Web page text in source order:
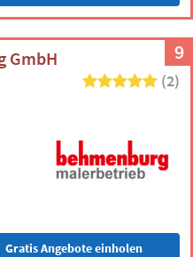
9
GmbH
(2)
Gratis Angebote einholen